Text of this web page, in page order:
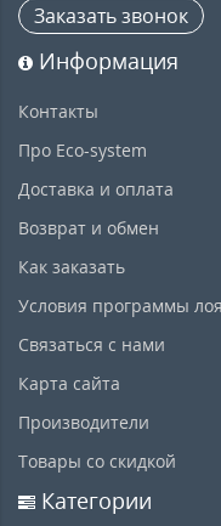
Заказать звонок
Информация
Контакты
Про Eco-system
Доставка и оплата
Возврат и обмен
Как заказать
Условия программы
Связаться с нами
Карта сайта
Производители
Товары со скидкой
Категории